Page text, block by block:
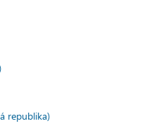
republika)